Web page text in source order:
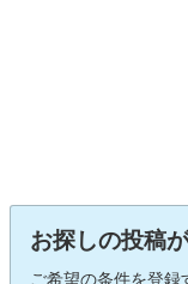
お探しの投稿
ご希望の条件を登録